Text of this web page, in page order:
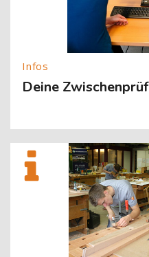
Deine
[Cocoon] About (Text with